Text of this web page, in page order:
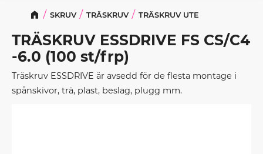
SKRUV TRÄSKRUV TRÄSKRUV UTE
TRÄSKRUV ESSDRIVE FS CS/C4
-6.0 (100 st/frp)
Träskruv ESSDRIVE är avsedd för de flesta montage i
spånskivor, trä, plast, beslag, plugg mm.